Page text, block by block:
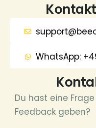
WhatsApp:
Du hast eine
Feedback geben?